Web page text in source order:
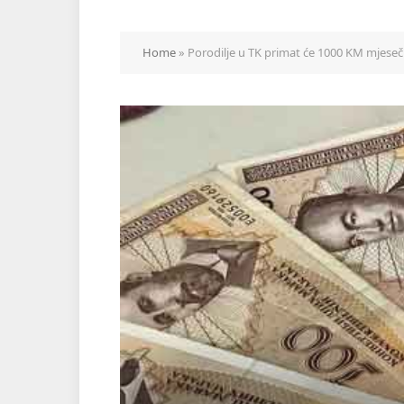
Home » Porodilje u TK primat će 1000 KM